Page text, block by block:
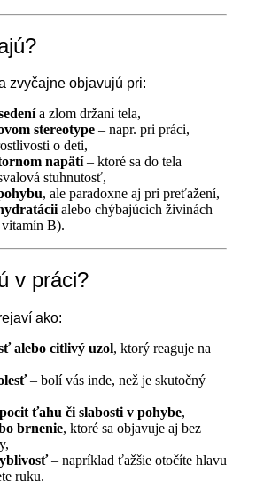
zvyčajne objavujú pri:
a zlom držaní tela,
stereotype – napr. pri práci,
o deti,
napätí– ktoré sa do tela
stuhnutosť,
, ale paradoxne aj pri preťažení,
alebo chýbajúcich živinách
B).
v práci?
ako:
alebo citlivý uzol, ktorý reaguje na
– bolí vás inde, než je skutočný
ťahu či slabosti v pohybe,
brnenie, ktoré sa objavuje aj bez
– napríklad ťažšie otočíte hlavu
ruku.